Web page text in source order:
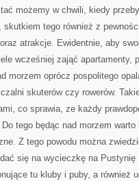
możemy w chwili, kiedy
skutkiem tego również z
atrakcje. Ewidentnie, aby
wcześniej zająć apartamenty,
morzem oprócz pospolitego
skuterów czy rowerów.
co sprawia, ze każdy
tego będąc nad morzem
Z tego powodu można
się na wycieczkę na Pustynię
tu kluby i puby, a również